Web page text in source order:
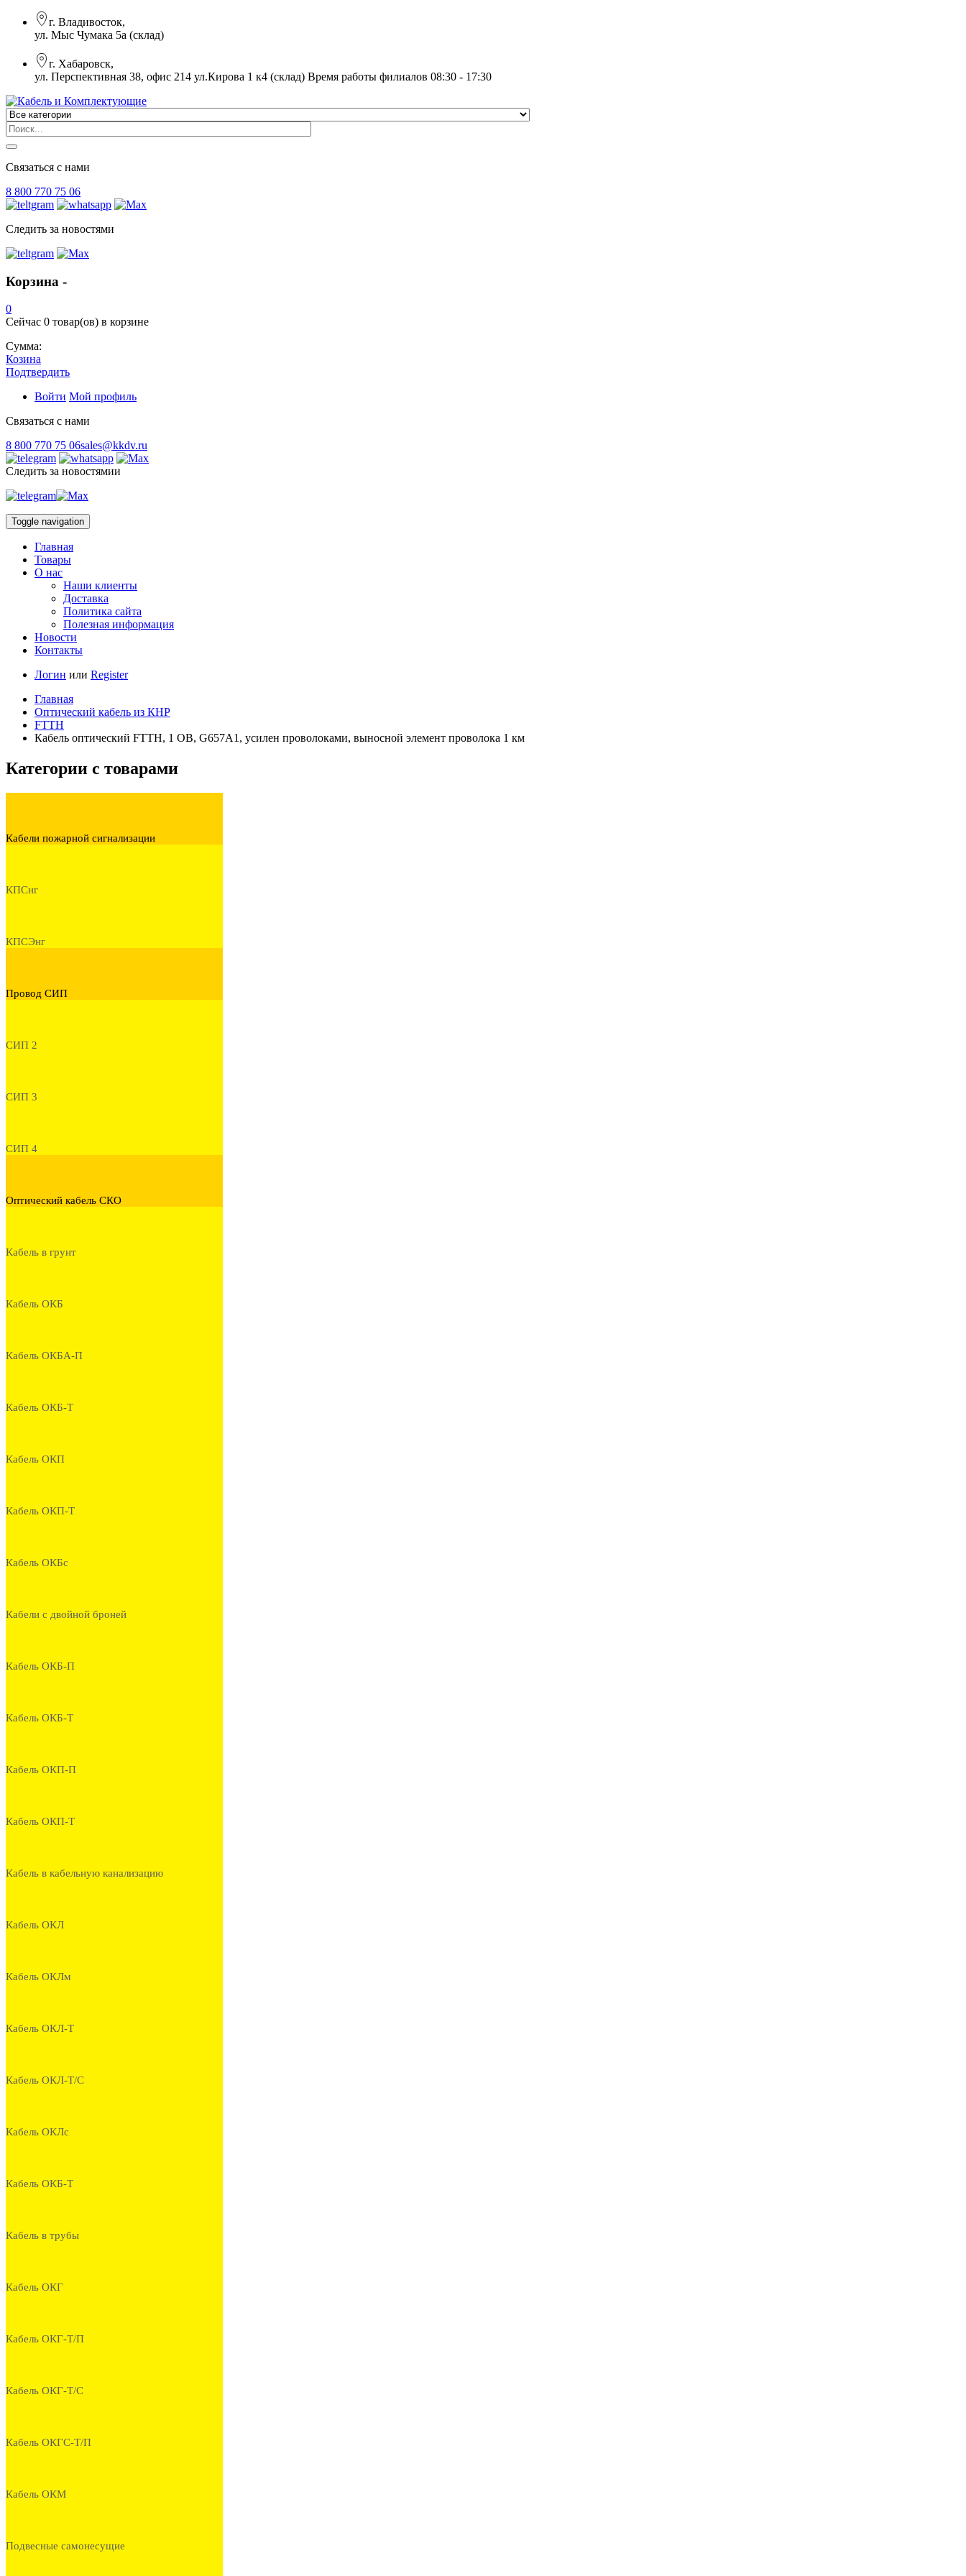
г. Владивосток,
ул. Мыс Чумака 5а (склад)
г. Хабаровск,
ул. Перспективная 38, офис 214 ул.Кирова 1 к4 (склад) Время работы филиалов 08:30 - 17:30
Связаться с нами
8 800 770 75 06
Следить за новостями
Корзина -
0
Сейчас 0 товар(ов) в корзине
Сумма:
Козина
Подтвердить
Войти Мой профиль
Связаться с нами
8 800 770 75 06sales@kkdv.ru
Следить за новостямии
Toggle navigation
Главная
Товары
О нас
Наши клиенты
Доставка
Политика сайта
Полезная информация
Новости
Контакты
Логин или Register
Главная
Оптический кабель из КНР
FTTH
Кабель оптический FTTH, 1 ОВ, G657A1, усилен проволоками, выносной элемент проволока 1 км
Категории с товарами
Кабели пожарной сигнализации
КПСнг
КПСЭнг
Провод СИП
СИП 2
СИП 3
СИП 4
Оптический кабель СКО
Кабель в грунт
Кабель ОКБ
Кабель ОКБА-П
Кабель ОКБ-Т
Кабель ОКП
Кабель ОКП-Т
Кабель ОКБс
Кабели с двойной броней
Кабель ОКБ-П
Кабель ОКБ-Т
Кабель ОКП-П
Кабель ОКП-Т
Кабель в кабельную канализацию
Кабель ОКЛ
Кабель ОКЛм
Кабель ОКЛ-Т
Кабель ОКЛ-Т/С
Кабель ОКЛс
Кабель ОКБ-Т
Кабель в трубы
Кабель ОКГ
Кабель ОКГ-Т/П
Кабель ОКГ-Т/С
Кабель ОКГС-Т/П
Кабель ОКМ
Подвесные самонесущие